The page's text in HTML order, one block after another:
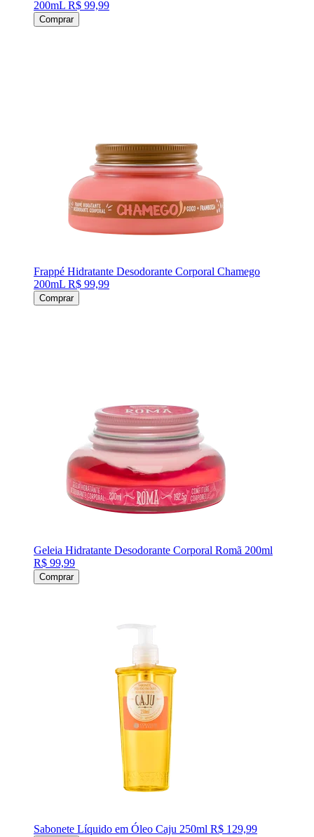
200mL R$ 99,99
Comprar
Frappé Hidratante Desodorante Corporal Chamego
200mL R$ 99,99
Comprar
Geleia Hidratante Desodorante Corporal Romã 200ml
R$ 99,99
Comprar
Sabonete Líquido em Óleo Caju 250ml R$ 129,99